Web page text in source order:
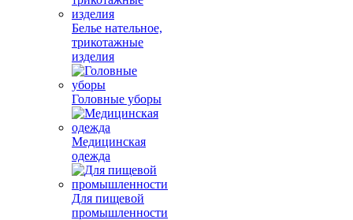
Белье нательное,
трикотажные
изделия
Головные уборы
Медицинская
одежда
Для пищевой
промышленности